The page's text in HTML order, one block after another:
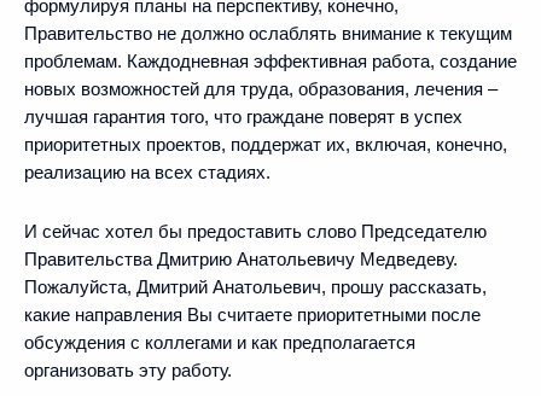
формулируя планы на перспективу, конечно,
Правительство не должно ослаблять внимание к текущим
проблемам. Каждодневная эффективная работа, создание
новых возможностей для труда, образования, лечения –
лучшая гарантия того, что граждане поверят в успех
приоритетных проектов, поддержат их, включая, конечно,
реализацию на всех стадиях.
И сейчас хотел бы предоставить слово Председателю
Правительства Дмитрию Анатольевичу Медведеву.
Пожалуйста, Дмитрий Анатольевич, прошу рассказать,
какие направления Вы считаете приоритетными после
обсуждения с коллегами и как предполагается
организовать эту работу.